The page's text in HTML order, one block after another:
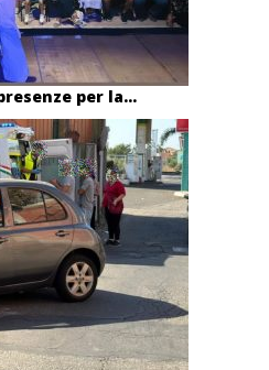
per la...